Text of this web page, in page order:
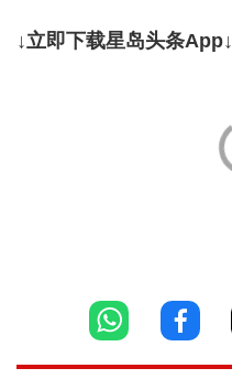
↓立即下载星岛头条App↓